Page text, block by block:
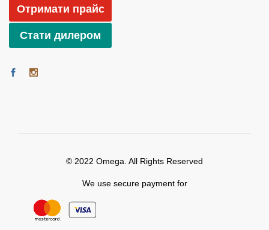
Отримати прайс
Стати дилером
© 2022 Omega. All Rights Reserved
We use secure payment for